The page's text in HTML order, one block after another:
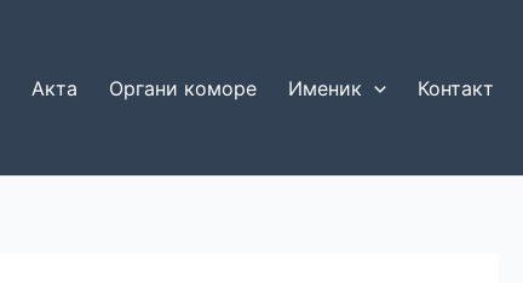
Акта Органи коморе Именик Контакт